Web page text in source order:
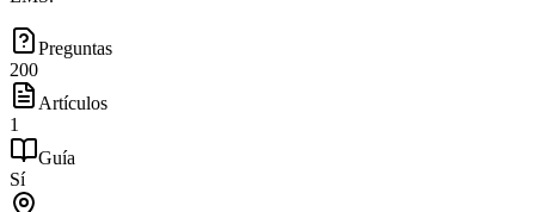
Preguntas
200
Artículos
1
Guía
Sí